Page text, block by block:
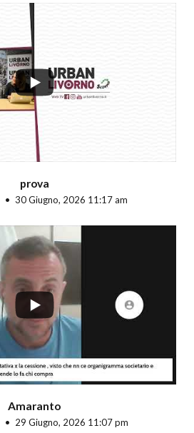
prova
30 Giugno, 2026 11:17 am
Amaranto
29 Giugno, 2026 11:07 pm